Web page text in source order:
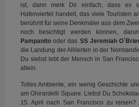
ist, dann merk Dir einfach, dass es
Hafenviertel handelt, das viele Touristen
berühmt für seine Denkmäler aus dem
noch besichtigt werden können,
Pampanitooder das SS Jeremiah
die Landung der Alliierten in der
Du siehst lebt der Mensch in San
allein.
Tolles Ambiente, ein wenig Geschichte
am Ghirardelli Square. Liebst Du
15. April nach San Francisco zu